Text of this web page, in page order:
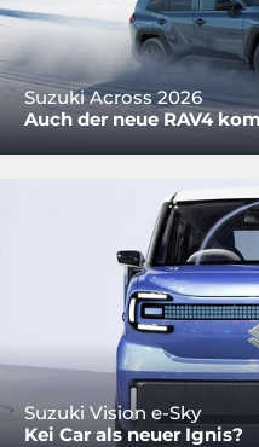
Suzuki Across 2026
Auch der neue RAV4
Suzuki Vision e-Sky
Kei Car als neuer Ignis?